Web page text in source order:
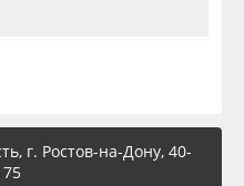
г. Ростов-на-Дону, 40-